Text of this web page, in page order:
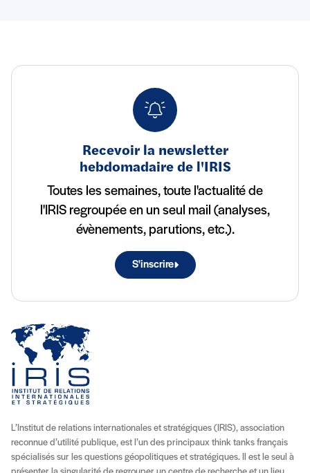
Recevoir la newsletter
hebdomadaire de l'IRIS
Toutes les semaines, toute l'actualité de
l'IRIS regroupée en un seul mail (analyses,
évènements, parutions, etc.).
S'inscrire
L’Institut de relations internationales et stratégiques (IRIS), association
reconnue d’utilité publique, est l’un des principaux think tanks français
spécialisés sur les questions géopolitiques et stratégiques. Il est le seul à